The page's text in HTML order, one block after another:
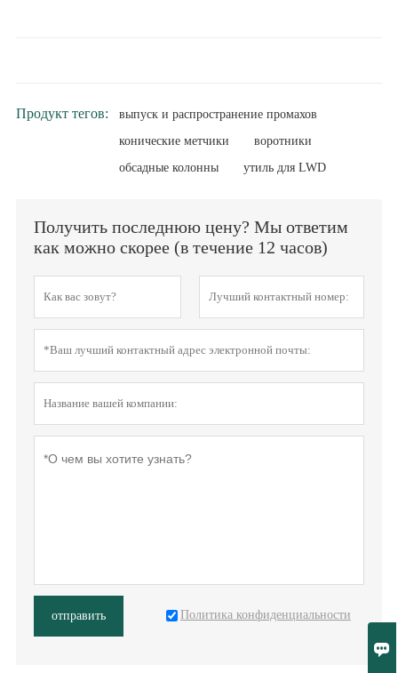

Продукт тегов:
выпуск и распространение промахов
конические метчики
воротники
обсадные колонны
утиль для LWD
Получить последнюю цену? Мы ответим
как можно скорее (в течение 12 часов)
отправить Политика конфиденциальности